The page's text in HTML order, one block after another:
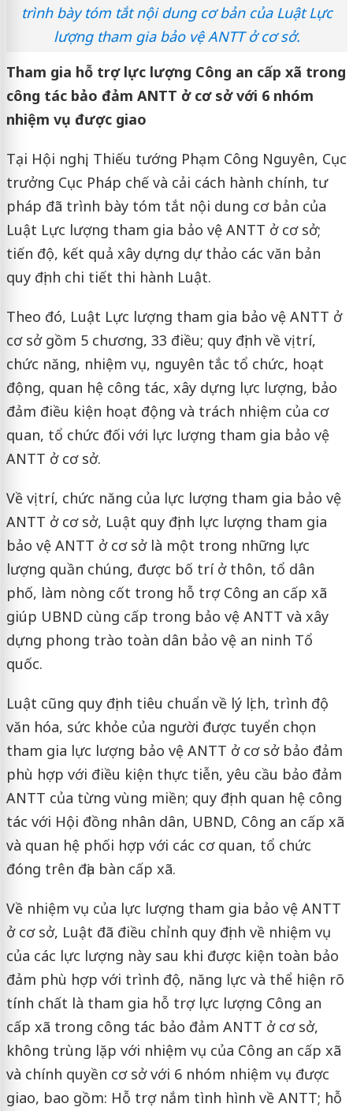
trình bày tóm tắt nội dung cơ bản của Luật Lực
lượng tham gia bảo vệ ANTT ở cơ sở.
Tham gia hỗ trợ lực lượng Công an cấp xã trong
công tác bảo đảm ANTT ở cơ sở với 6 nhóm
nhiệm vụ được giao
Tại Hội nghị, Thiếu tướng Phạm Công Nguyên, Cục
trưởng Cục Pháp chế và cải cách hành chính, tư
pháp đã trình bày tóm tắt nội dung cơ bản của
Luật Lực lượng tham gia bảo vệ ANTT ở cơ sở;
tiến độ, kết quả xây dựng dự thảo các văn bản
quy định chi tiết thi hành Luật.
Theo đó, Luật Lực lượng tham gia bảo vệ ANTT ở
cơ sở gồm 5 chương, 33 điều; quy định về vị trí,
chức năng, nhiệm vụ, nguyên tắc tổ chức, hoạt
động, quan hệ công tác, xây dựng lực lượng, bảo
đảm điều kiện hoạt động và trách nhiệm của cơ
quan, tổ chức đối với lực lượng tham gia bảo vệ
ANTT ở cơ sở.
Về vị trí, chức năng của lực lượng tham gia bảo vệ
ANTT ở cơ sở, Luật quy định lực lượng tham gia
bảo vệ ANTT ở cơ sở là một trong những lực
lượng quần chúng, được bố trí ở thôn, tổ dân
phố, làm nòng cốt trong hỗ trợ Công an cấp xã
giúp UBND cùng cấp trong bảo vệ ANTT và xây
dựng phong trào toàn dân bảo vệ an ninh Tổ
quốc.
Luật cũng quy định tiêu chuẩn về lý lịch, trình độ
văn hóa, sức khỏe của người được tuyển chọn
tham gia lực lượng bảo vệ ANTT ở cơ sở bảo đảm
phù hợp với điều kiện thực tiễn, yêu cầu bảo đảm
ANTT của từng vùng miền; quy định quan hệ công
tác với Hội đồng nhân dân, UBND, Công an cấp xã
và quan hệ phối hợp với các cơ quan, tổ chức
đóng trên địa bàn cấp xã.
Về nhiệm vụ của lực lượng tham gia bảo vệ ANTT
ở cơ sở, Luật đã điều chỉnh quy định về nhiệm vụ
của các lực lượng này sau khi được kiện toàn bảo
đảm phù hợp với trình độ, năng lực và thể hiện rõ
tính chất là tham gia hỗ trợ lực lượng Công an
cấp xã trong công tác bảo đảm ANTT ở cơ sở,
không trùng lặp với nhiệm vụ của Công an cấp xã
và chính quyền cơ sở với 6 nhóm nhiệm vụ được
giao, bao gồm: Hỗ trợ nắm tình hình về ANTT; hỗ